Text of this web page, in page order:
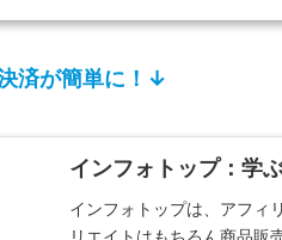
済が簡単に！↓
インフォトップ：学
インフォトップは、アフィ
リエイトはもちろん商品販